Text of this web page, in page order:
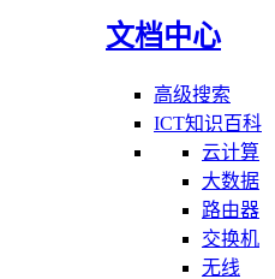
文档中心
高级搜索
ICT知识百科
云计算
大数据
路由器
交换机
无线